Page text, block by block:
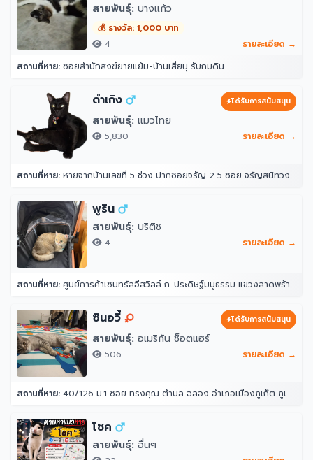
สายพันธุ์: บางแก้ว
💰 รางวัล: 1,000 บาท
4
รายละเอียด →
สถานที่หาย: ซอยสำนักสงฆ์ยายแย้ม-บ้านเสี่ยนุ รับถมดิน
ดำเกิง ได้รับการสนับสนุน
สายพันธุ์: แมวไทย
5,830 รายละเอียด →
สถานที่หาย: หายจากบ้านเลขที่ 5 ช่วง ปากซอยจรัญ 2 5 ซอย จรัญสนิทวงศ์ 2 แขวงวัดท่าพระ เขตบางกอกใหญ่ กรุงเทพมหานคร 10600 ประเทศไทย
พูริน
สายพันธุ์: บริติช
4 รายละเอียด →
สถานที่หาย: ศูนย์การค้าเซนทรัลอีสวิลล์ ถ. ประดิษฐ์มนูธรรม แขวงลาดพร้าว ลาดพร้าว กรุงเทพมหานคร 10230
ซินอวี้ ได้รับการสนับสนุน
สายพันธุ์: อเมริกัน ช็อตแฮร์
506 รายละเอียด →
สถานที่หาย: 40/126 ม.1 ซอย ทรงคุณ ตำบล ฉลอง อำเภอเมืองภูเก็ต ภูเก็ต 83000
โชค
สายพันธุ์: อื่นๆ